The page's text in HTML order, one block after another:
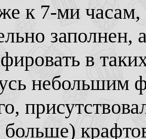
к 7-ми
заполнен,
в
небольшим
больше)